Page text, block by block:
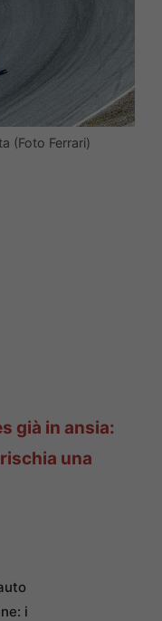
(Foto Ferrari)
già in ansia:
una
i